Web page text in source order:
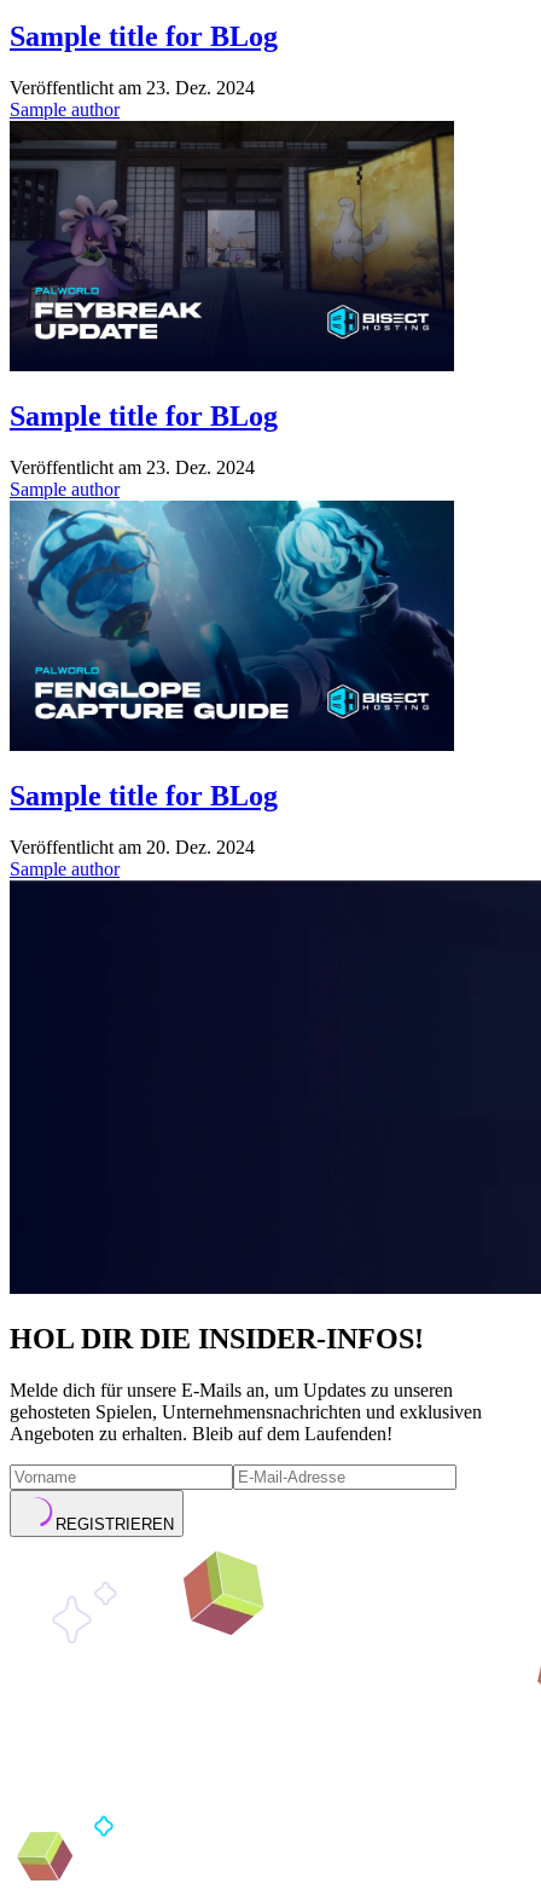
Sample title for BLog
Veröffentlicht am 23. Dez. 2024
Sample author
Sample title for BLog
Veröffentlicht am 23. Dez. 2024
Sample author
Sample title for BLog
Veröffentlicht am 20. Dez. 2024
Sample author
HOL DIR DIE INSIDER-INFOS!
Melde dich für unsere E-Mails an, um Updates zu unseren
gehosteten Spielen, Unternehmensnachrichten und exklusiven
Angeboten zu erhalten. Bleib auf dem Laufenden!
REGISTRIEREN